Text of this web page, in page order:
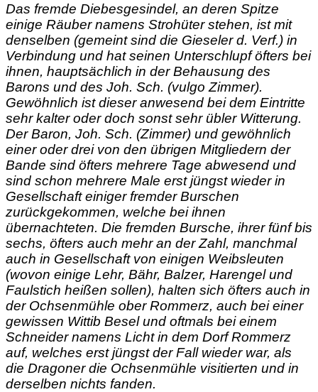
Das fremde Diebesgesindel, an deren Spitze
einige Räuber namens Strohüter stehen, ist mit
denselben (gemeint sind die Gieseler d. Verf.) in
Verbindung und hat seinen Unterschlupf öfters bei
ihnen, hauptsächlich in der Behausung des
Barons und des Joh. Sch. (vulgo Zimmer).
Gewöhnlich ist dieser anwesend bei dem Eintritte
sehr kalter oder doch sonst sehr übler Witterung.
Der Baron, Joh. Sch. (Zimmer) und gewöhnlich
einer oder drei von den übrigen Mitgliedern der
Bande sind öfters mehrere Tage abwesend und
sind schon mehrere Male erst jüngst wieder in
Gesellschaft einiger fremder Burschen
zurückgekommen, welche bei ihnen
übernachteten. Die fremden Bursche, ihrer fünf bis
sechs, öfters auch mehr an der Zahl, manchmal
auch in Gesellschaft von einigen Weibsleuten
(wovon einige Lehr, Bähr, Balzer, Harengel und
Faulstich heißen sollen), halten sich öfters auch in
der Ochsenmühle ober Rommerz, auch bei einer
gewissen Wittib Besel und oftmals bei einem
Schneider namens Licht in dem Dorf Rommerz
auf, welches erst jüngst der Fall wieder war, als
die Dragoner die Ochsenmühle visitierten und in
derselben nichts fanden.